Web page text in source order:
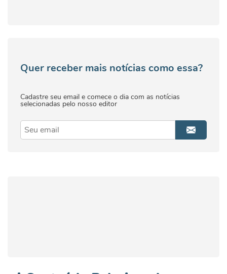
Quer receber mais notícias como essa?
Cadastre seu email e comece o dia com as notícias
selecionadas pelo nosso editor